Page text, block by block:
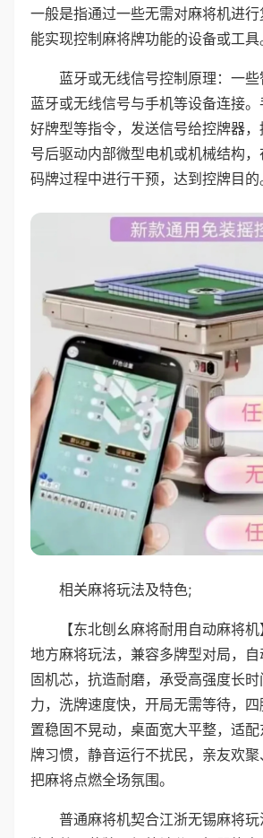
一般是指通过一些无需对麻将机进
能实现控制麻将牌功能的设备或工具
蓝牙或无线信号控制原理：一
蓝牙或无线信号与手机等设备连接
好牌型等指令，发送信号给控牌器
号后驱动内部微型电机或机械结构，
码牌过程中进行干预，达到控牌目的
相关麻将玩法及特色;
【东北刨幺麻将耐用自动麻将
地方麻将玩法，兼容多牌型对局，
固机芯，抗造耐磨，承受高强度长
力，洗牌速度快，开局无需等待，
置稳固不晃动，桌面宽大平整，适
牌习惯，静音运行不扰民，亲友欢
把麻将点燃全场氛围。
普通麻将机契合江浙无锡麻将